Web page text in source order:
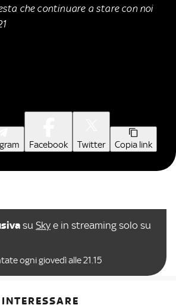
che continuare a stare con noi
Facebook Twitter Copia link
su Sky e in streaming solo su
ogni giovedì alle 21.15